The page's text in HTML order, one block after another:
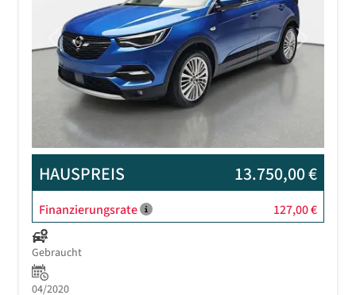
Previous Next
HAUSPREIS 13.750,00 €
Finanzierungsrate 127,00 €
Gebraucht
04/2020